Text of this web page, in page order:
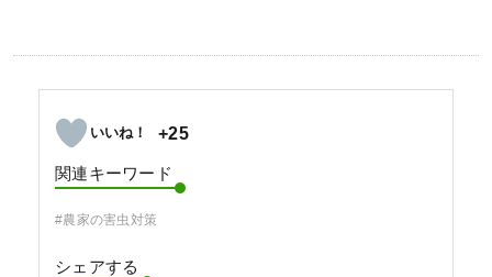
+25
関連キーワード
#農家の害虫対策
シェアする